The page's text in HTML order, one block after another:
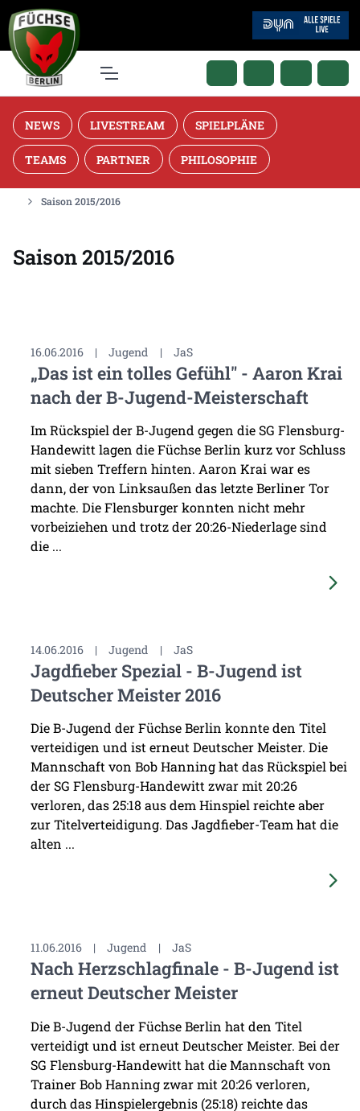
NEWS LIVESTREAM SPIELPLÄNE
TEAMS PARTNER PHILOSOPHIE
Saison 2015/2016
Saison 2015/2016
16.06.2016 | Jugend | JaS
„Das ist ein tolles Gefühl" - Aaron Krai
nach der B-Jugend-Meisterschaft
Im Rückspiel der B-Jugend gegen die SG Flensburg-
Handewitt lagen die Füchse Berlin kurz vor Schluss
mit sieben Treffern hinten. Aaron Krai war es
dann, der von Linksaußen das letzte Berliner Tor
machte. Die Flensburger konnten nicht mehr
vorbeiziehen und trotz der 20:26-Niederlage sind
die ...
14.06.2016 | Jugend | JaS
Jagdfieber Spezial - B-Jugend ist
Deutscher Meister 2016
Die B-Jugend der Füchse Berlin konnte den Titel
verteidigen und ist erneut Deutscher Meister. Die
Mannschaft von Bob Hanning hat das Rückspiel bei
der SG Flensburg-Handewitt zwar mit 20:26
verloren, das 25:18 aus dem Hinspiel reichte aber
zur Titelverteidigung. Das Jagdfieber-Team hat die
alten ...
11.06.2016 | Jugend | JaS
Nach Herzschlagfinale - B-Jugend ist
erneut Deutscher Meister
Die B-Jugend der Füchse Berlin hat den Titel
verteidigt und ist erneut Deutscher Meister. Bei der
SG Flensburg-Handewitt hat die Mannschaft von
Trainer Bob Hanning zwar mit 20:26 verloren,
durch das Hinspielergebnis (25:18) reichte das